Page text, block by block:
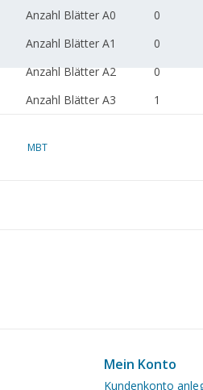
Anzahl Blätter A0
0
Anzahl Blätter A1
0
Anzahl Blätter A2
0
Anzahl Blätter A3
1
Gesamtzahl Blätter
MBT
Mein Konto
Kundenkonto